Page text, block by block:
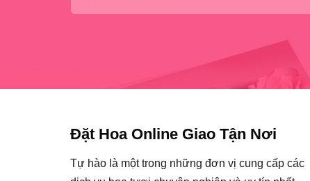
Đặt Hoa Online Giao Tận Nơi
Tự hào là một trong những đơn vị cung cấp các